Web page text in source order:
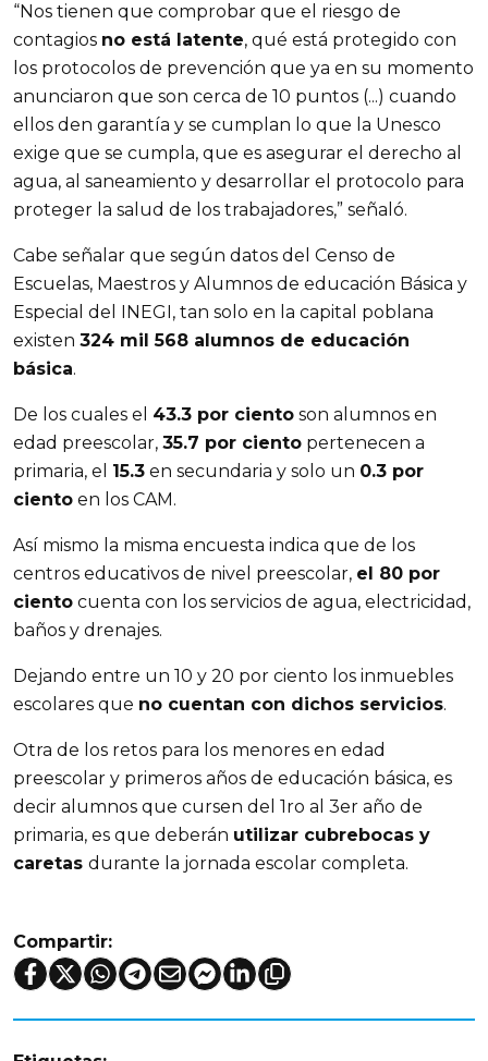
“Nos tienen que comprobar que el riesgo de
contagios no está latente, qué está protegido con
los protocolos de prevención que ya en su momento
anunciaron que son cerca de 10 puntos (...) cuando
ellos den garantía y se cumplan lo que la Unesco
exige que se cumpla, que es asegurar el derecho al
agua, al saneamiento y desarrollar el protocolo para
proteger la salud de los trabajadores,” señaló.
Cabe señalar que según datos del Censo de
Escuelas, Maestros y Alumnos de educación Básica y
Especial del INEGI, tan solo en la capital poblana
existen 324 mil 568 alumnos de educación
básica.
De los cuales el 43.3 por ciento son alumnos en
edad preescolar, 35.7 por ciento pertenecen a
primaria, el 15.3 en secundaria y solo un 0.3 por
ciento en los CAM.
Así mismo la misma encuesta indica que de los
centros educativos de nivel preescolar, el 80 por
ciento cuenta con los servicios de agua, electricidad,
baños y drenajes.
Dejando entre un 10 y 20 por ciento los inmuebles
escolares que no cuentan con dichos servicios.
Otra de los retos para los menores en edad
preescolar y primeros años de educación básica, es
decir alumnos que cursen del 1ro al 3er año de
primaria, es que deberán utilizar cubrebocas y
caretas durante la jornada escolar completa.
Compartir: